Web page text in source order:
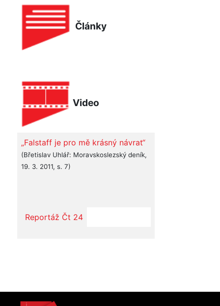
Články
Video
„Falstaff je pro mě krásný návrat“
(Břetislav Uhlář: Moravskoslezský deník,
19. 3. 2011, s. 7)
Reportáž Čt 24